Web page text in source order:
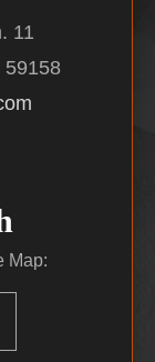
11
59158
Map: